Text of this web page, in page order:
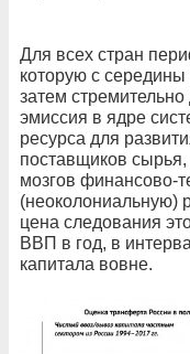
Для всех стран
которую с середины
затем
эмиссия в ядре
ресурса для
поставщиков
мозгов финансово-
(неоколониальную)
цена следования
ВВП в год, в
капитала вовне.